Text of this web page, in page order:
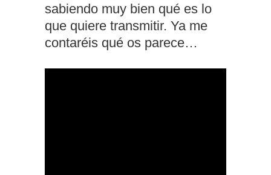
sabiendo muy bien qué es lo
que quiere transmitir. Ya me
contaréis qué os parece…